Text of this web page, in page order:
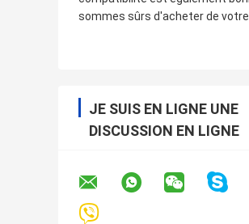
sommes sûrs d'acheter de
JE SUIS EN LIGNE UNE
DISCUSSION EN LIGNE